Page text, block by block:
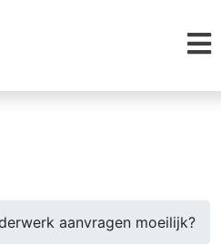
aanvragen moeilijk?